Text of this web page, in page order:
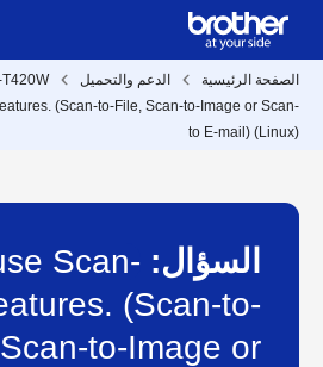
الصفحة الرئيسية الدعم والتحميل
T420W
(Scan-to-File, Scan-to-Image or Scan-
to E-mail) (Linux)
السؤال:
Scan-
(Scan-to-
Scan-to-Image or